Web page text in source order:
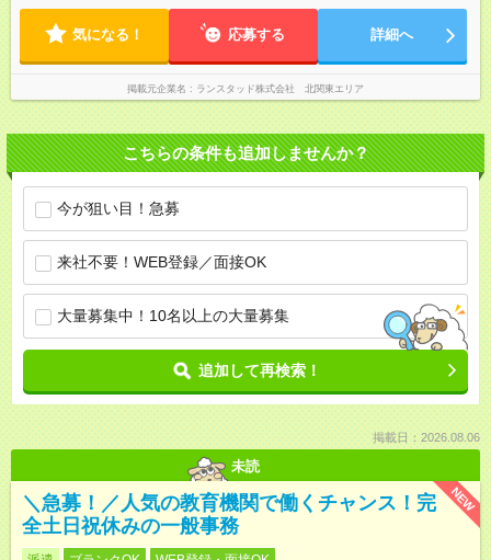
気になる！ 応募する 詳細へ
掲載元企業名 ランスタッド株式会社 北関東エリア
こちらの条件も追加しませんか？
今が狙い目！急募
来社不要！WEB登録／面接OK
大量募集中！10名以上の大量募集
追加して再検索！
掲載日：2026.08.06
未読
NEW
＼急募！／人気の教育機関で働くチャンス！完
全土日祝休みの一般事務